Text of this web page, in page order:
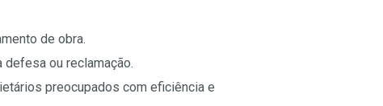
de obra.
ou reclamação.
preocupados com eficiência e